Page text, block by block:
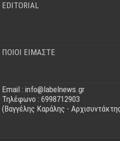
EDITORIAL
ΠΟΙΟΙ ΕΙΜΑΣΤΕ
Email : info@labelnews.gr
Τηλέφωνο : 6998712903
(Βαγγέλης Καράλης -